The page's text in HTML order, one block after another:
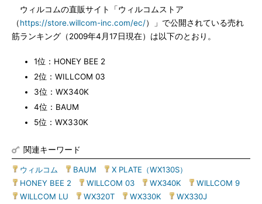
ウィルコムの直販サイト「ウィルコムストア
（https://store.willcom-inc.com/ec/）」で公開されている売れ
筋ランキング（2009年4月17日現在）は以下のとおり。
1位：HONEY BEE 2
2位：WILLCOM 03
3位：WX340K
4位：BAUM
5位：WX330K
関連キーワード
ウィルコム BAUM X PLATE（WX130S）
HONEY BEE 2
WILLCOM 03 WX340K WILLCOM 9
WILLCOM LU
WX320T WX330K WX330J